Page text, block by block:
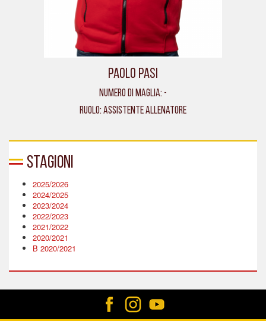
Paolo Pasi
Numero di maglia: -
Ruolo: Assistente allenatore
Stagioni
2025/2026
2024/2025
2023/2024
2022/2023
2021/2022
2020/2021
B 2020/2021